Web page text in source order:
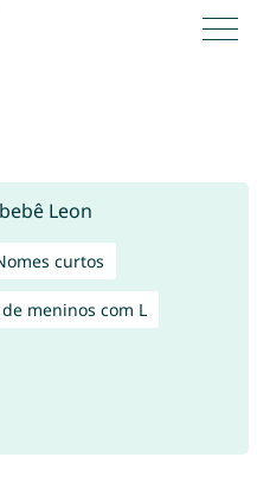
curtos
meninos com L